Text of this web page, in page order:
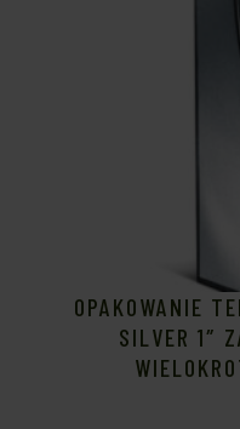
OPAKOWANIE
SILVER 1″